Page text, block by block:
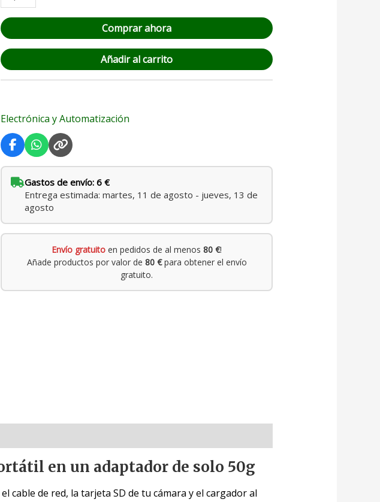
100Mbps
PD
87W
USB
3.0
para
Dell
Lenovo
cantidad
Comprar ahora
Añadir al carrito
Electrónica y Automatización
Gastos de envío: 6 €
Entrega estimada: martes, 11 de agosto - jueves, 13 de
agosto
Envío gratuito en pedidos de al menos80 €!
Añade productos por valor de 80 €para obtener el envío
gratuito.
en un adaptador de solo 50g
cable de red, la tarjeta SD de tu cámara y el cargador al